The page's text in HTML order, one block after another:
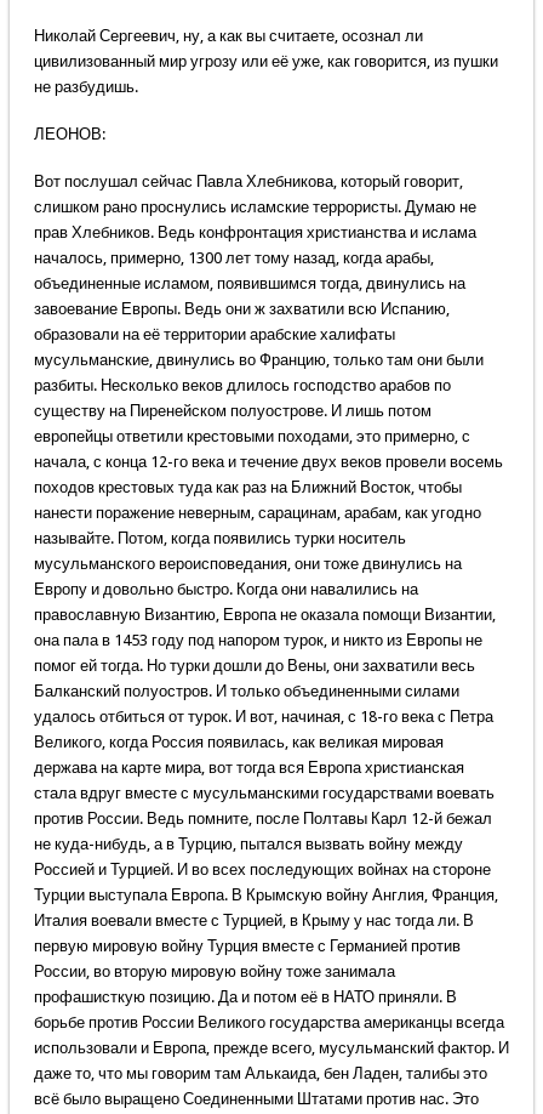
Николай Сергеевич, ну, а как вы считаете, осознал ли
цивилизованный мир угрозу или её уже, как говорится, из пушки
не разбудишь.
ЛЕОНОВ:
Вот послушал сейчас Павла Хлебникова, который говорит,
слишком рано проснулись исламские террористы. Думаю не
прав Хлебников. Ведь конфронтация христианства и ислама
началось, примерно, 1300 лет тому назад, когда арабы,
объединенные исламом, появившимся тогда, двинулись на
завоевание Европы. Ведь они ж захватили всю Испанию,
образовали на её территории арабские халифаты
мусульманские, двинулись во Францию, только там они были
разбиты. Несколько веков длилось господство арабов по
существу на Пиренейском полуострове. И лишь потом
европейцы ответили крестовыми походами, это примерно, с
начала, с конца 12-го века и течение двух веков провели восемь
походов крестовых туда как раз на Ближний Восток, чтобы
нанести поражение неверным, сарацинам, арабам, как угодно
называйте. Потом, когда появились турки носитель
мусульманского вероисповедания, они тоже двинулись на
Европу и довольно быстро. Когда они навалились на
православную Византию, Европа не оказала помощи Византии,
она пала в 1453 году под напором турок, и никто из Европы не
помог ей тогда. Но турки дошли до Вены, они захватили весь
Балканский полуостров. И только объединенными силами
удалось отбиться от турок. И вот, начиная, с 18-го века с Петра
Великого, когда Россия появилась, как великая мировая
держава на карте мира, вот тогда вся Европа христианская
стала вдруг вместе с мусульманскими государствами воевать
против России. Ведь помните, после Полтавы Карл 12-й бежал
не куда-нибудь, а в Турцию, пытался вызвать войну между
Россией и Турцией. И во всех последующих войнах на стороне
Турции выступала Европа. В Крымскую войну Англия, Франция,
Италия воевали вместе с Турцией, в Крыму у нас тогда ли. В
первую мировую войну Турция вместе с Германией против
России, во вторую мировую войну тоже занимала
профашисткую позицию. Да и потом её в НАТО приняли. В
борьбе против России Великого государства американцы всегда
использовали и Европа, прежде всего, мусульманский фактор. И
даже то, что мы говорим там Алькаида, бен Ладен, талибы это
всё было выращено Соединенными Штатами против нас. Это